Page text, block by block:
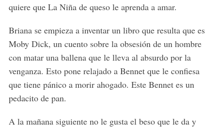
quiere que La Niña de queso le aprenda a amar.
Briana se empieza a inventar un libro que resulta que es
Moby Dick, un cuento sobre la obsesión de un hombre
con matar una ballena que le lleva al absurdo por la
venganza. Esto pone relajado a Bennet que le confiesa
que tiene pánico a morir ahogado. Este Bennet es un
pedacito de pan.
A la mañana siguiente no le gusta el beso que le da y